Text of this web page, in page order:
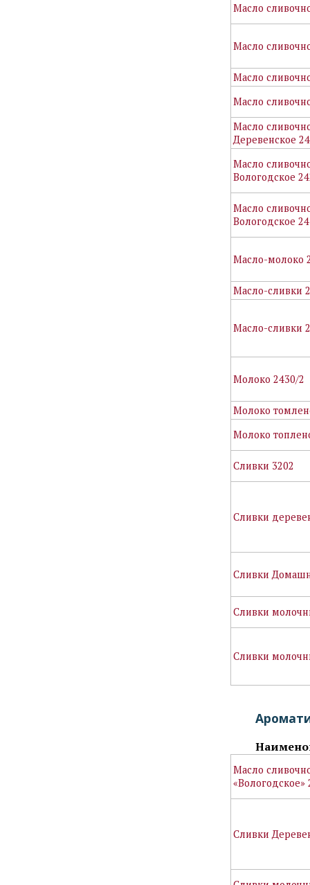
Масло
Масло
Масло
Масло
Масло
Деревенское
Масло
Вологодское
Масло
Вологодское
Масло-молоко
Масло-сливки
Масло-сливки
Молоко 2430/2
Молоко
Молоко
Сливки 3202
Сливки
Сливки
Сливки
Сливки
Масло
«Вологодское»
Сливки